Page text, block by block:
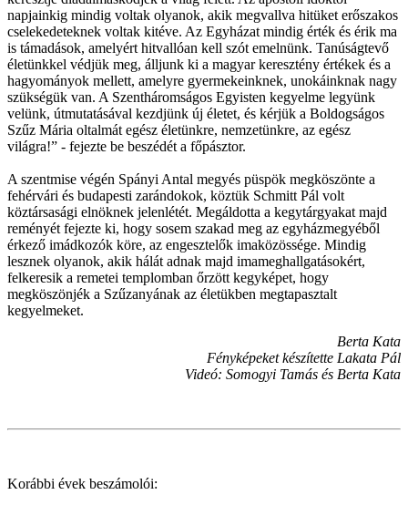
napjainkig mindig voltak olyanok, akik megvallva hitüket erőszakos
cselekedeteknek voltak kitéve. Az Egyházat mindig érték és érik ma
is támadások, amelyért hitvallóan kell szót emelnünk. Tanúságtevő
életünkkel védjük meg, álljunk ki a magyar keresztény értékek és a
hagyományok mellett, amelyre gyermekeinknek, unokáinknak nagy
szükségük van. A Szentháromságos Egyisten kegyelme legyünk
velünk, útmutatásával kezdjünk új életet, és kérjük a Boldogságos
Szűz Mária oltalmát egész életünkre, nemzetünkre, az egész
világra!” - fejezte be beszédét a főpásztor.
A szentmise végén Spányi Antal megyés püspök megköszönte a
fehérvári és budapesti zarándokok, köztük Schmitt Pál volt
köztársasági elnöknek jelenlétét. Megáldotta a kegytárgyakat majd
reményét fejezte ki, hogy sosem szakad meg az egyházmegyéből
érkező imádkozók köre, az engesztelők imaközössége. Mindig
lesznek olyanok, akik hálát adnak majd imameghallgatásokért,
felkeresik a remetei templomban őrzött kegyképet, hogy
megköszönjék a Szűzanyának az életükben megtapasztalt
kegyelmeket.
Berta Kata
Fényképeket készítette Lakata Pál
Videó: Somogyi Tamás és Berta Kata
Korábbi évek beszámolói: